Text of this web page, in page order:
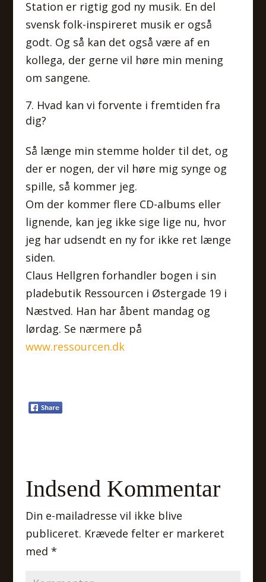
Station er rigtig god ny musik. En del
svensk folk-inspireret musik er også
godt. Og så kan det også være af en
kollega, der gerne vil høre min mening
om sangene.
Hvad kan vi forvente i fremtiden fra
dig?
Så længe min stemme holder til det, og
der er nogen, der vil høre mig synge og
spille, så kommer jeg.
Om der kommer flere CD-albums eller
lignende, kan jeg ikke sige lige nu, hvor
jeg har udsendt en ny for ikke ret længe
siden.
Claus Hellgren forhandler bogen i sin
pladebutik Ressourcen i Østergade 19 i
Næstved. Han har åbent mandag og
lørdag. Se nærmere på
www.ressourcen.dk
Indsend Kommentar
Din e-mailadresse vil ikke blive
publiceret. Krævede felter er markeret
med *